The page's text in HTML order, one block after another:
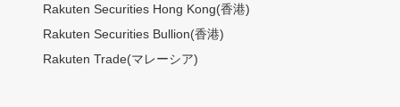
Rakuten Securities Hong Kong(香港)
Rakuten Securities Bullion(香港)
Rakuten Trade(マレーシア)